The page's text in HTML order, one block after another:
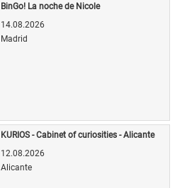
BinGo! La noche de Nicole
14.08.2026
Madrid
KURIOS - Cabinet of curiosities - Alicante
12.08.2026
Alicante